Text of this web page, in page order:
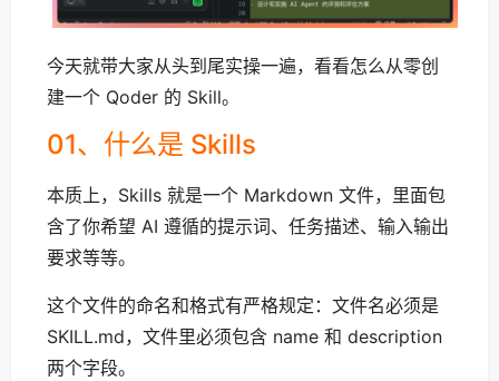
今天就带大家从头到尾实操一遍，看看怎么从零创
建一个 Qoder 的 Skill。
01、什么是 Skills
本质上，Skills 就是一个 Markdown 文件，里面包
含了你希望 AI 遵循的提示词、任务描述、输入输出
要求等等。
这个文件的命名和格式有严格规定：文件名必须是
SKILL.md，文件里必须包含 name 和 description
两个字段。